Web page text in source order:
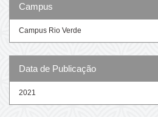
Campus
Campus Rio Verde
Data de Publicação
2021